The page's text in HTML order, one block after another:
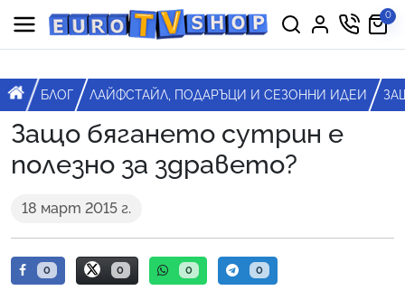
Премини към съдържанието
Горна навигация
0
НАЧАЛО
БЛОГ ЛАЙФСТАЙЛ, ПОДАРЪЦИ И СЕЗОННИ ИДЕИ
Защо бягането сутрин е
полезно за здравето?
18 март 2015 г.
0 0 0 0